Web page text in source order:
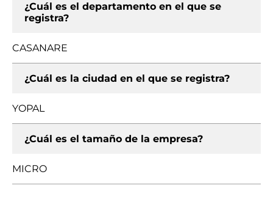
¿Cuál es el departamento en el que se
registra?
CASANARE
¿Cuál es la ciudad en el que se registra?
YOPAL
¿Cuál es el tamaño de la empresa?
MICRO